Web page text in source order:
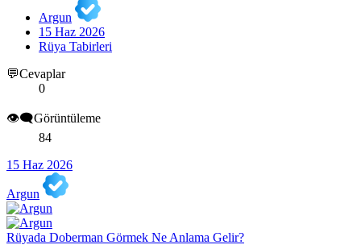
Argun
15 Haz 2026
Rüya Tabirleri
💬Cevaplar
0
👁️‍🗨️Görüntüleme
84
15 Haz 2026
Argun
Rüyada Doberman Görmek Ne Anlama Gelir?